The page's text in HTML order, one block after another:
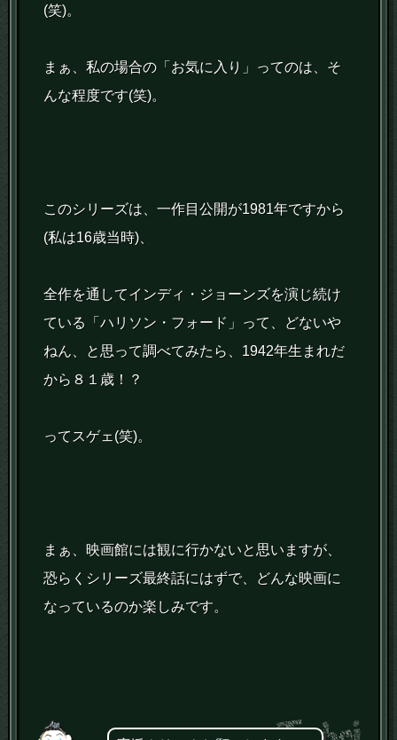
(笑)。
まぁ、私の場合の「お気に入り」ってのは、そ
んな程度です(笑)。
このシリーズは、一作目公開が1981年ですから
(私は16歳当時)、
全作を通してインディ・ジョーンズを演じ続け
ている「ハリソン・フォード」って、どないや
ねん、と思って調べてみたら、1942年生まれだ
から８１歳！？
ってスゲェ(笑)。
まぁ、映画館には観に行かないと思いますが、
恐らくシリーズ最終話にはずで、どんな映画に
なっているのか楽しみです。